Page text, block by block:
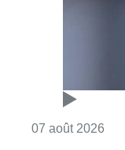
07 août 2026